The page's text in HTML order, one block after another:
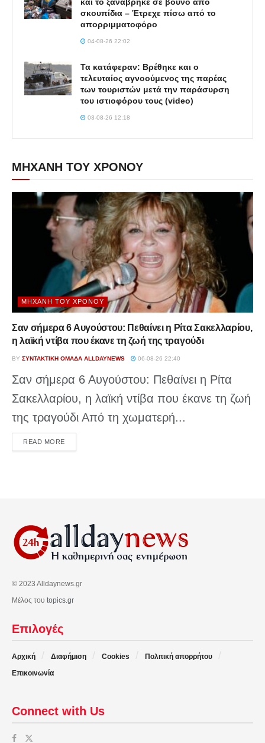
σκουπίδια – Έτρεχε πίσω από το
απορριμματοφόρο
04-08-26 22:02
Τα κατάφεραν: Βρέθηκε και ο
τελευταίος αγνοούμενος της παρέας
των τουριστών μετά την παράσυρση
του ιστιοφόρου τους (video)
03-08-26 12:18
ΜΗΧΑΝΗ ΤΟΥ ΧΡΟΝΟΥ
ΜΗΧΑΝΉ ΤΟΥ ΧΡΌΝΟΥ
Σαν σήμερα 6 Αυγούστου: Πεθαίνει η Ρίτα Σακελλαρίου,
η λαϊκή ντίβα που έκανε τη ζωή της τραγούδι
BY ΣΥΝΤΑΚΤΙΚΉ ΟΜΆΔΑ ALLDAYNEWS 06-08-26 22:40
Σαν σήμερα 6 Αυγούστου: Πεθαίνει η Ρίτα
Σακελλαρίου, η λαϊκή ντίβα που έκανε τη ζωή
της τραγούδι Από τη χωματερή...
READ MOREDETAILS
© 2023 Alldaynews.gr
Μέλος του topics.gr
Επιλογές
Αρχική Διαφήμιση Cookies
Πολιτική απορρήτου
Επικοινωνία
Connect with Us